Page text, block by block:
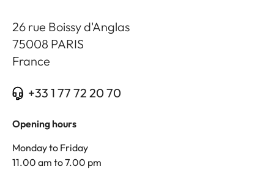
26 rue Boissy d'Anglas
75008 PARIS
France
+33 1 77 72 20 70
Opening hours
Monday to Friday
11.00 am to 7.00 pm